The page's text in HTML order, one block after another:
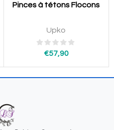
Pinces à tétons Flocons
Upko
€57,90